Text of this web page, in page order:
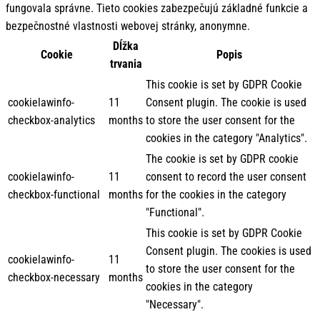
fungovala správne. Tieto cookies zabezpečujú základné funkcie a
bezpečnostné vlastnosti webovej stránky, anonymne.
Cookie
Dĺžka
trvania
Popis
cookielawinfo-
checkbox-analytics
11
months
This cookie is set by GDPR Cookie
Consent plugin. The cookie is used
to store the user consent for the
cookies in the category "Analytics".
cookielawinfo-
checkbox-functional
11
months
The cookie is set by GDPR cookie
consent to record the user consent
for the cookies in the category
"Functional".
cookielawinfo-
checkbox-necessary
11
months
This cookie is set by GDPR Cookie
Consent plugin. The cookies is used
to store the user consent for the
cookies in the category
"Necessary".